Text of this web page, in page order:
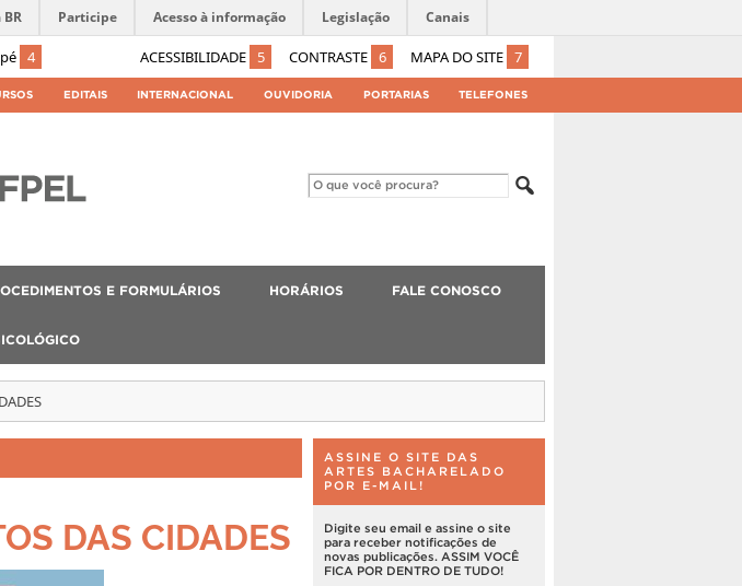
4 ACESSIBILIDADE 5 CONTRASTE 6 MAPA DO SITE 7
Participe Acesso à informação Legislação Canais
EDITAIS INTERNACIONAL OUVIDORIA PORTARIAS TELEFONES
E FORMULÁRIOS HORÁRIOS FALE CONOSCO
DAS CIDADES
ASSINE O SITE DAS
ARTES BACHARELADO
POR E-MAIL!
Digite seu email e assine o site
para receber notificações de
novas publicações. ASSIM VOCÊ
FICA POR DENTRO DE TUDO!